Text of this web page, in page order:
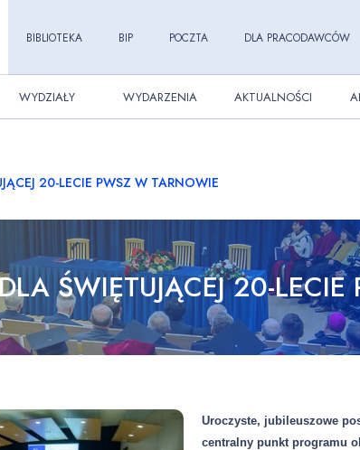
BIBLIOTEKA BIP POCZTA DLA PRACODAWCÓW
WYDZIAŁY WYDARZENIA AKTUALNOŚCI
20-LECIE PWSZ W TARNOWIE
ŚWIĘTUJĄCEJ 20-
Uroczyste, jubileuszowe
centralny punkt programu